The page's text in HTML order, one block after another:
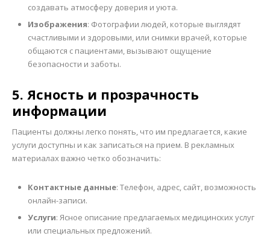
создавать атмосферу доверия и уюта.
Изображения: Фотографии людей, которые выглядят
счастливыми и здоровыми, или снимки врачей, которые
общаются с пациентами, вызывают ощущение
безопасности и заботы.
5. Ясность и прозрачность
информации
Пациенты должны легко понять, что им предлагается, какие
услуги доступны и как записаться на прием. В рекламных
материалах важно четко обозначить:
Контактные данные: Телефон, адрес, сайт, возможность
онлайн-записи.
Услуги: Ясное описание предлагаемых медицинских услуг
или специальных предложений.